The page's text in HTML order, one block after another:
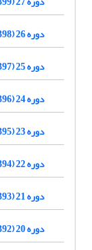
دوره 26 (1398)
دوره 25 (1397)
دوره 24 (1396)
دوره 23 (1395)
دوره 22 (1394)
دوره 21 (1393)
دوره 20 (1392)